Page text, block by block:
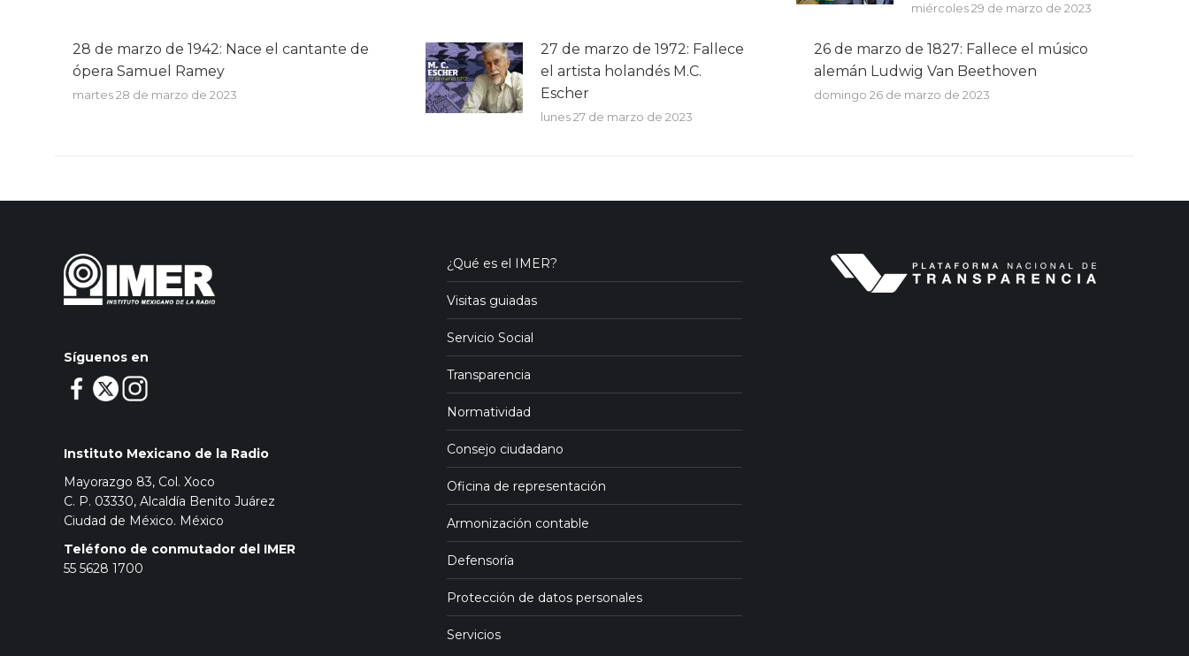
miércoles 29 de marzo de 2023
28 de marzo de 1942: Nace el cantante de
ópera Samuel Ramey
martes 28 de marzo de 2023
27 de marzo de 1972: Fallece
el artista holandés M.C.
Escher
lunes 27 de marzo de 2023
26 de marzo de 1827: Fallece el músico
alemán Ludwig Van Beethoven
domingo 26 de marzo de 2023
Síguenos en
Instituto Mexicano de la Radio
Mayorazgo 83, Col. Xoco
C. P. 03330, Alcaldía Benito Juárez
Ciudad de México. México
Teléfono de conmutador del IMER
55 5628 1700
¿Qué es el IMER?
Visitas guiadas
Servicio Social
Transparencia
Normatividad
Consejo ciudadano
Oficina de representación
Armonización contable
Defensoría
Protección de datos personales
Servicios